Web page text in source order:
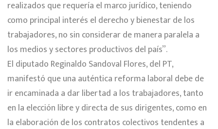
realizados que requería el marco jurídico, teniendo
como principal interés el derecho y bienestar de los
trabajadores, no sin considerar de manera paralela a
los medios y sectores productivos del país”.
El diputado Reginaldo Sandoval Flores, del PT,
manifestó que una auténtica reforma laboral debe de
ir encaminada a dar libertad a los trabajadores, tanto
en la elección libre y directa de sus dirigentes, como en
la elaboración de los contratos colectivos tendentes a